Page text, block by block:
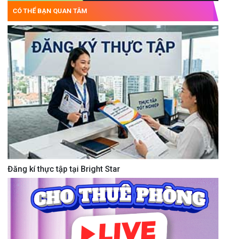
CÓ THỂ BẠN QUAN TÂM
Đăng kí thực tập tại Bright Star